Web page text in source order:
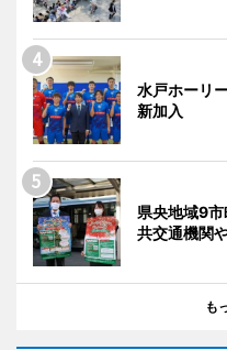
水戸ホーリ
新加入
県央地域9
共交通機関
も